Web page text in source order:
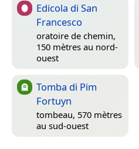
Edicola di San
Francesco
oratoire de chemin,
150 mètres au nord-
ouest
Tomba di Pim
Fortuyn
tombeau, 570 mètres
au sud-ouest